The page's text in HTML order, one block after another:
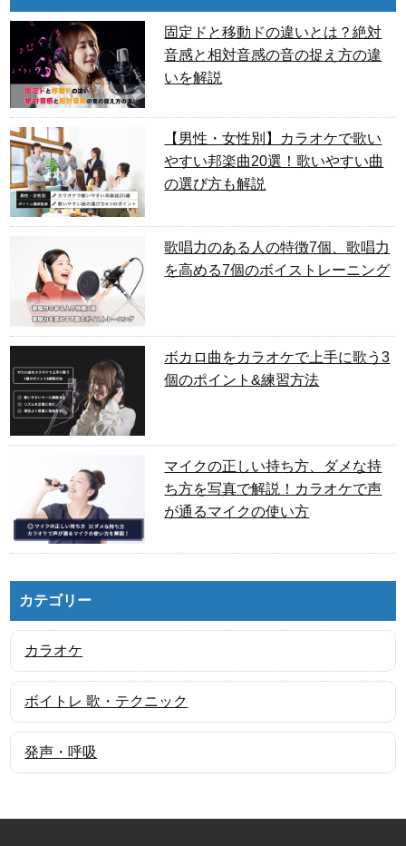
固定ドと移動ドの違いとは？絶対
音感と相対音感の音の捉え方の違
いを解説
【男性・女性別】カラオケで歌い
やすい邦楽曲20選！歌いやすい曲
の選び方も解説
歌唱力のある人の特徴7個、歌唱力
を高める7個のボイストレーニング
ボカロ曲をカラオケで上手に歌う3
個のポイント&練習方法
マイクの正しい持ち方、ダメな持
ち方を写真で解説！カラオケで声
が通るマイクの使い方
カテゴリー
カラオケ
ボイトレ 歌・テクニック
発声・呼吸